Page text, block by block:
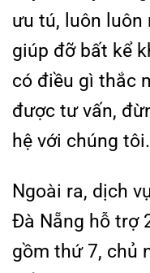
ưu tú, luôn luôn
giúp đỡ bất kể
có điều gì thắc
được tư vấn,
hệ với chúng tôi.
Ngoài ra, dịch
Đà Nẵng hỗ trợ
gồm thứ 7, chủ